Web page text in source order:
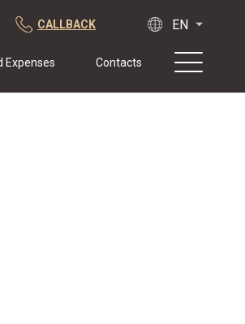
CALLBACK
Expenses Contacts